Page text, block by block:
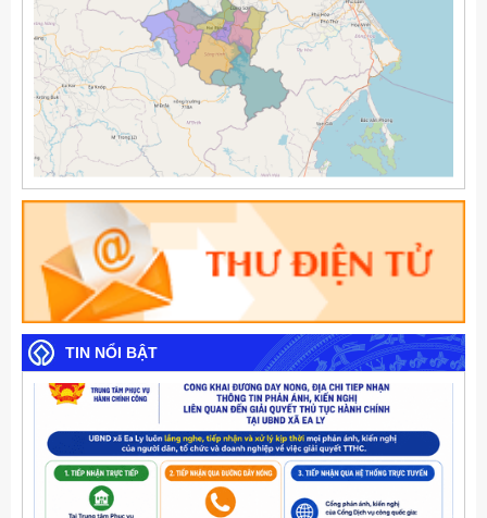
TIN NỔI BẬT